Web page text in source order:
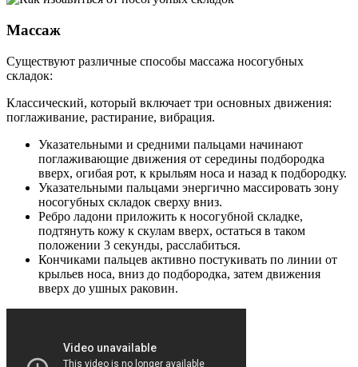
Массаж
Существуют различные способы массажа носогубных
складок:
Классический, который включает три основных движения:
поглаживание, растирание, вибрация.
Указательными и средними пальцами начинают
поглаживающие движения от середины подбородка
вверх, огибая рот, к крыльям носа и назад к подбородку.
Указательными пальцами энергично массировать зону
носогубных складок сверху вниз.
Ребро ладони приложить к носогубной складке,
подтянуть кожу к скулам вверх, остаться в таком
положении 3 секунды, расслабиться.
Кончиками пальцев активно постукивать по линии от
крыльев носа, вниз до подбородка, затем движения
вверх до ушных раковин.